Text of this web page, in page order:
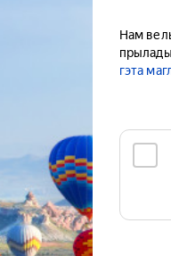
Нам
гэта